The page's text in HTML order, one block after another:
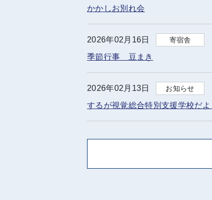
かかしお別れ会
2026年02月16日 寄宿舎
季節行事 豆まき
2026年02月13日 お知らせ
するが視覚総合特別支援学校だよ